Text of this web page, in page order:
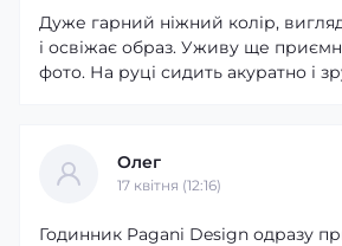
Дуже гарний ніжний колір,
і освіжає образ. Уживу ще
фото. На руці сидить акуратно і
Олег
17 квітня (12:16)
Годинник Pagani Design одразу